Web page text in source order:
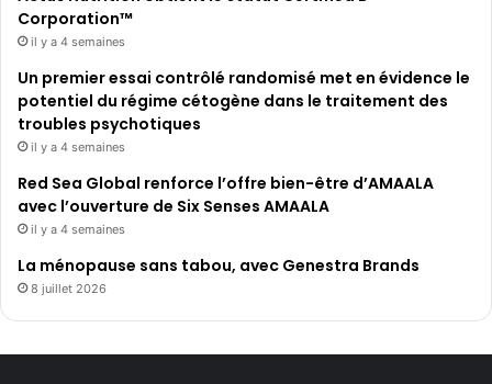
Corporation™
il y a 4 semaines
Un premier essai contrôlé randomisé met en évidence le
potentiel du régime cétogène dans le traitement des
troubles psychotiques
il y a 4 semaines
Red Sea Global renforce l’offre bien-être d’AMAALA
avec l’ouverture de Six Senses AMAALA
il y a 4 semaines
La ménopause sans tabou, avec Genestra Brands
8 juillet 2026